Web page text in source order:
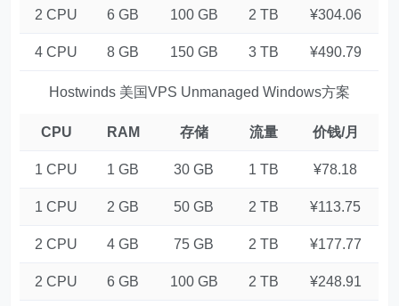
2 CPU 6 GB 100 GB 2 TB ¥304.06
4 CPU 8 GB 150 GB 3 TB ¥490.79
Hostwinds 美国VPS Unmanaged Windows方案
CPU RAM 存储 流量 价钱/月
1 CPU 1 GB 30 GB 1 TB ¥78.18
1 CPU 2 GB 50 GB 2 TB ¥113.75
2 CPU 4 GB 75 GB 2 TB ¥177.77
2 CPU 6 GB 100 GB 2 TB ¥248.91